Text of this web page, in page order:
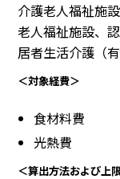
介護老人福祉施
老人福祉施設、
居者生活介護（
＜対象経費＞
食材料費
光熱費
＜算出方法および上